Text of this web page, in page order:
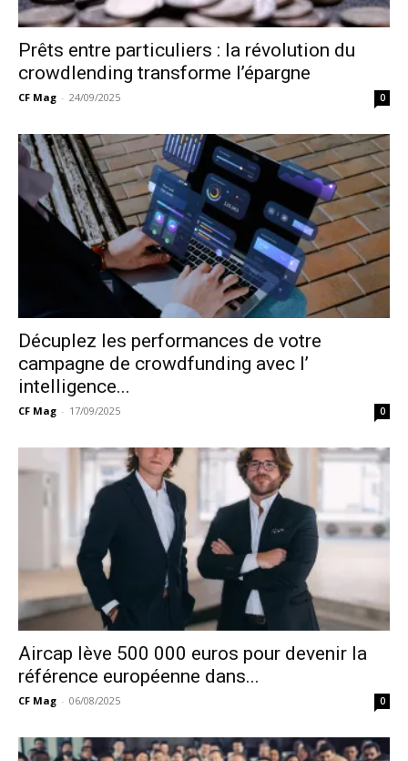
Prêts entre particuliers : la révolution du
crowdlending transforme l’épargne
CF Mag - 24/09/2025 0
Décuplez les performances de votre
campagne de crowdfunding avec l’
intelligence...
CF Mag - 17/09/2025 0
Aircap lève 500 000 euros pour devenir la
référence européenne dans...
CF Mag - 06/08/2025 0